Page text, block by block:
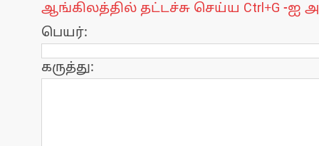
ஆங்கிலத்தில் தட்டச்சு செய்ய Ctrl+G -ஐ
பெயர்:
கருத்து: